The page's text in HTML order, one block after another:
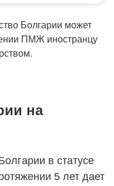
Болгарии может
ПМЖ иностранцу
на
в статусе
5 лет дает